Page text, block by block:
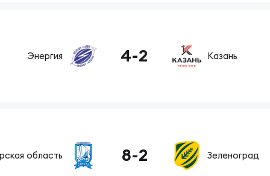
Энергия 4-2 Казань
область 8-2 Зеленоград